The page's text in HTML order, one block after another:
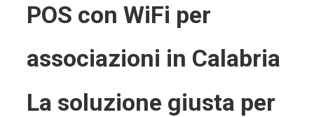
POS con WiFi per
associazioni in Calabria
La soluzione giusta per